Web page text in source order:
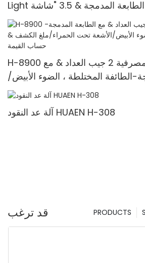
Light مضاد للتزييف ، الطابعة المدمجة & 3.5 "شاشة
TFT
H-8900 من الدرجة المصرفية 2 جيب العداد & مع
الطائفة المختلطة ، الضوء الأبيض/
الحمراء/ملغ الكشف & حساب القيمة
آلة عد النقود HUAEN H-308
قد ترغب PRODUCTS